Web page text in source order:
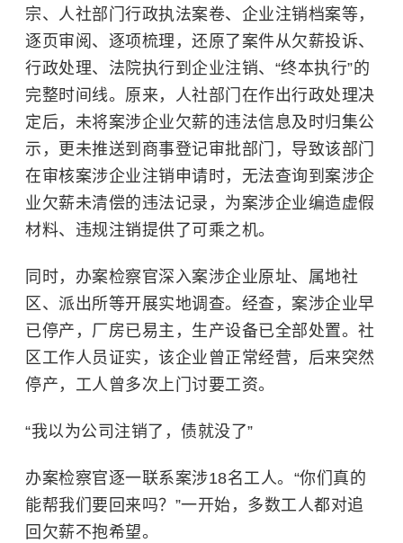
宗、人社部门行政执法案卷、企业注销档案等，
逐页审阅、逐项梳理，还原了案件从欠薪投诉、
行政处理、法院执行到企业注销、“终本执行”的
完整时间线。原来，人社部门在作出行政处理决
定后，未将案涉企业欠薪的违法信息及时归集公
示，更未推送到商事登记审批部门，导致该部门
在审核案涉企业注销申请时，无法查询到案涉企
业欠薪未清偿的违法记录，为案涉企业编造虚假
材料、违规注销提供了可乘之机。
同时，办案检察官深入案涉企业原址、属地社
区、派出所等开展实地调查。经查，案涉企业早
已停产，厂房已易主，生产设备已全部处置。社
区工作人员证实，该企业曾正常经营，后来突然
停产，工人曾多次上门讨要工资。
“我以为公司注销了，债就没了”
办案检察官逐一联系案涉18名工人。“你们真的
能帮我们要回来吗？”一开始，多数工人都对追
回欠薪不抱希望。